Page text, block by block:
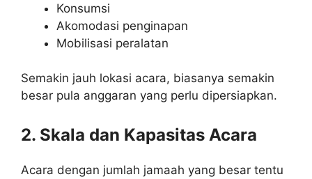
Konsumsi
Akomodasi penginapan
Mobilisasi peralatan
Semakin jauh lokasi acara, biasanya semakin
besar pula anggaran yang perlu dipersiapkan.
2. Skala dan Kapasitas Acara
Acara dengan jumlah jamaah yang besar tentu